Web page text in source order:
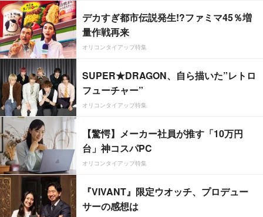
デカすぎ都市伝説発生!?ファミマ45％増
量作戦再来
オリコンタイアップ特集
SUPER★DRAGON、自ら描いた”レトロ
フューチャー”
オリコンタイアップ特集
【驚愕】メーカー社員が推す「10万円
台」神コスパPC
オリコンタイアップ特集
『VIVANT』限定ウオッチ、プロデュー
サーの感想は